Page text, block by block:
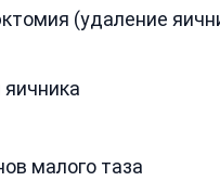
(удаление
малого таза